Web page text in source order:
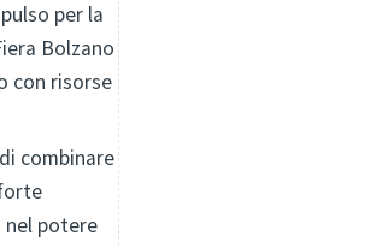
per la
Bolzano
con risorse
combinare
nel potere